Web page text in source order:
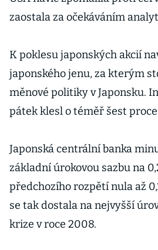
zaostala za očekáváním
K poklesu japonských akcií
japonského jenu, za kterým
měnové politiky v Japonsku.
pátek klesl o téměř šest
Japonská centrální banka
základní úrokovou sazbu na
předchozího rozpětí nula až
se tak dostala na nejvyšší
krize v roce 2008.